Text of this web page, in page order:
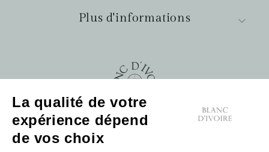
Pour nous contacter :
Cliquez pour accéder au formulaire de contact
Plus d'informations
La qualité de votre
expérience dépend
de vos choix